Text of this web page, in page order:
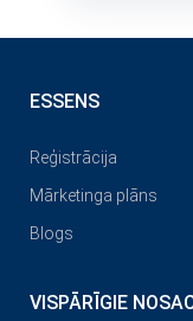
ESSENS
Reģistrācija
Mārketinga plāns
Blogs
VISPĀRĪGIE